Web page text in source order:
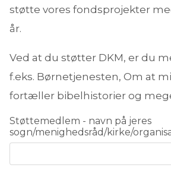
støtte vores fondsprojekter
år.
Ved at du støtter DKM, er du
f.eks. Børnetjenesten, Om at
fortæller bibelhistorier og
Støttemedlem - navn på jeres
sogn/menighedsråd/kirke/